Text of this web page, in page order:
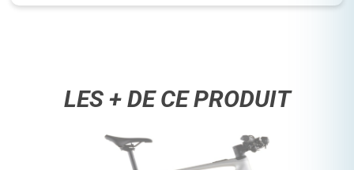
LES + DE CE PRODUIT